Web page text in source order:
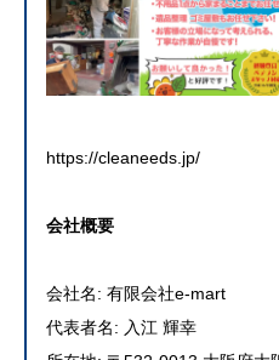
https://cleaneeds.jp/
会社概要
会社名: 有限会社e-mart
代表者名: 入江 輝幸